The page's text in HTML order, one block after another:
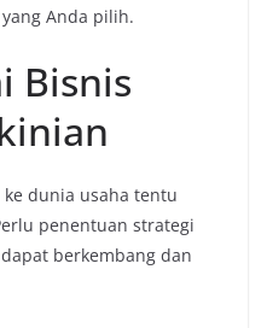
Anda pilih.
Bisnis
dunia usaha tentu
penentuan strategi
berkembang dan